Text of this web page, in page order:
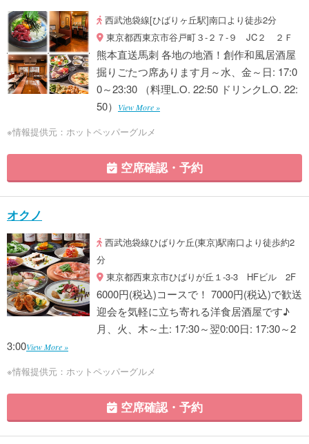
西武池袋線[ひばりヶ丘駅]南口より徒歩2分
東京都西東京市谷戸町３‐２７‐９ JC２ ２Ｆ
熊本直送馬刺 各地の地酒！創作和風居酒屋
掘りごたつ席あります月～水、金～日: 17:0
0～23:30 （料理L.O. 22:50 ドリンクL.O. 22:
50）
View More »
※情報提供元：ホットペッパーグルメ
空席確認・予約
オクノ
西武池袋線ひばりケ丘(東京)駅南口より徒歩約2
分
東京都西東京市ひばりが丘１-3-3 HFビル 2F
6000円(税込)コースで！ 7000円(税込)で歓送
迎会を気軽に立ち寄れる洋食居酒屋です♪
月、火、木～土: 17:30～翌0:00日: 17:30～2
3:00View More »
※情報提供元：ホットペッパーグルメ
空席確認・予約